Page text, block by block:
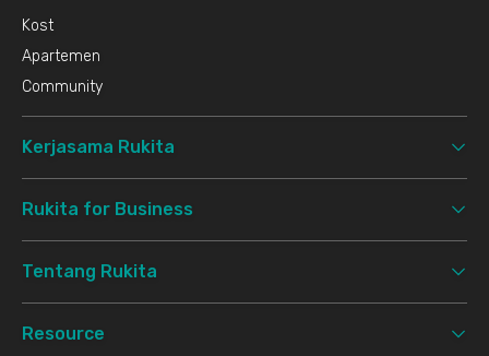
Kost
Apartemen
Community
Kerjasama Rukita
Rukita for Business
Tentang Rukita
Resource